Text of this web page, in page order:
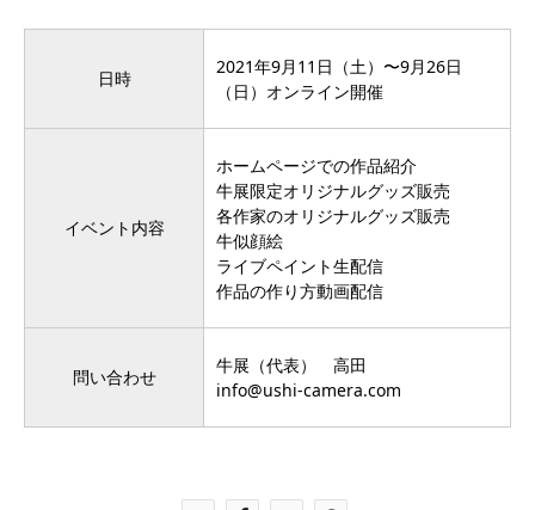
日時
2021年9月11日（土）〜9月26日
（日）オンライン開催
イベント内容
ホームページでの作品紹介
牛展限定オリジナルグッズ販売
各作家のオリジナルグッズ販売
牛似顔絵
ライブペイント生配信
作品の作り方動画配信
問い合わせ
牛展（代表） 高田
info@ushi-camera.com